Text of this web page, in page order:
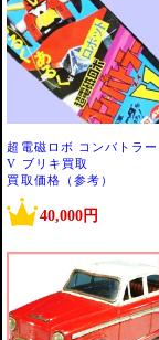
超電磁ロボ コンバトラー
V ブリキ買取
買取価格（参考）
40,000円